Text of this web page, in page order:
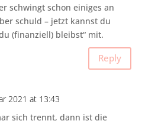
schwingt schon einiges an
schuld – jetzt kannst du
(finanziell) bleibst“ mit.
Reply
2021 at 13:43
sich trennt, dann ist die